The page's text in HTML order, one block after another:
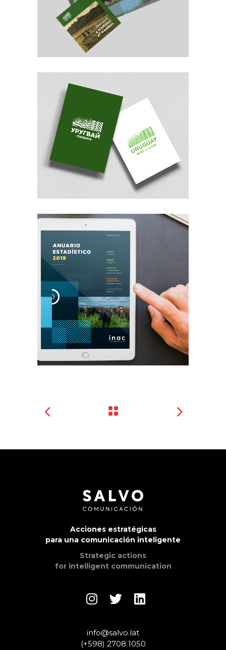
Acciones estratégicas
para una comunicación inteligente
Strategic actions
for intelligent communication
info@salvo.lat
(+598) 2708 1050